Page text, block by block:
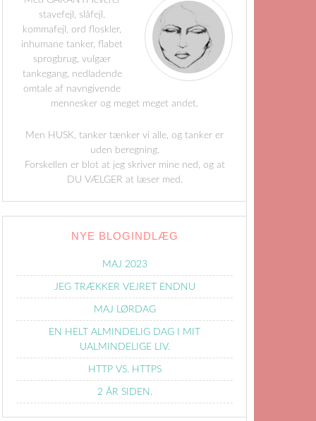
stavefejl, slåfejl,
kommafejl, ord floskler,
inhumane tanker, flabet
sprogbrug, vulgær
tankegang, nedladende
omtale af navngivende
mennesker og meget meget andet.
Men HUSK, tanker tænker vi alle, og tanker er
uden beregning.
Forskellen er blot at jeg skriver mine ned, og at
DU VÆLGER at læser med.
NYE BLOGINDLÆG
MAJ 2023
JEG TRÆKKER VEJRET ENDNU
MAJ LØRDAG
EN HELT ALMINDELIG DAG I MIT
UALMINDELIGE LIV.
HTTP VS. HTTPS
2 ÅR SIDEN.